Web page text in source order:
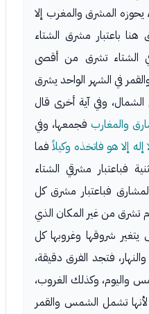
المشرق والمغرب إلا
باعتبار مشرق الشتاء
تشرق من أقصى
في الشهر الواحد يشرق
وفي آية أخرى قال
والمغارب فجمعها، وفي
إلا هو فاتخذه وكيلاً فما
فباعتبار مشرقي الشتاء
فباعتبار مشرق كل
تشرق من غير المكان الذي
شروقها وغروبها كل
فتجد الفرق دقيقة،
واليوم، وكذلك الغروب،
لأنها تشمل الشمس والقمر